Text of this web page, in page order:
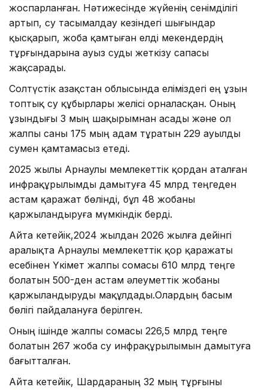
жоспарланған. Нәтижесінде жүйенің сенімділігі
артып, су тасымалдау кезіндегі шығындар
қысқарып, жоба қамтыған елді мекендердің
тұрғындарына ауыз суды жеткізу сапасы
жақсарады.
Солтүстік Қазақстан облысында еліміздегі ең ұзын
топтық су құбырлары желісі орналасқан. Оның
ұзындығы 3 мың шақырымнан асады және ол
жалпы саны 175 мың адам тұратын 229 ауылды
сумен қамтамасыз етеді.
2025 жылы Арнаулы мемлекеттік қордан аталған
инфрақұрылымды дамытуға 45 млрд теңгеден
астам қаражат бөлінді, бұл 48 жобаны
қаржыландыруға мүмкіндік берді.
Айта кетейік,2024 жылдан 2026 жылға дейінгі
аралықта Арнаулы мемлекеттік қор қаражаты
есебінен Үкімет жалпы сомасы 610 млрд теңге
болатын 500-ден астам әлеуметтік жобаны
қаржыландыруды мақұлдады.Олардың басым
бөлігі пайдалануға берілген.
Оның ішінде жалпы сомасы 226,5 млрд теңге
болатын 267 жоба су инфрақұрылымын дамытуға
бағытталған.
Айта кетейік, Шардараның 32 мың тұрғыны